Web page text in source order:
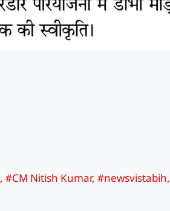
,#CM Nitish Kumar,#newsvistabih,